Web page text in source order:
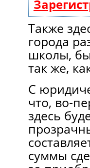
Также
города
школы,
так же,
С
что, во-
здесь
суммы